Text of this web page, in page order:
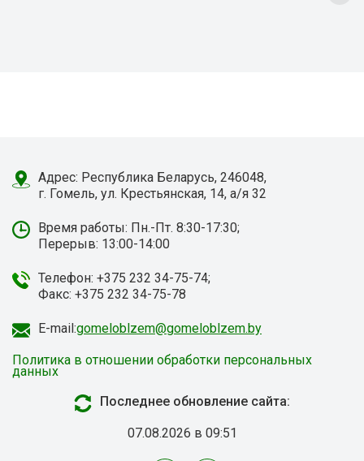
Адрес: Республика Беларусь, 246048,
г. Гомель, ул. Крестьянская, 14, а/я 32
Время работы: Пн.-Пт. 8:30-17:30;
Перерыв: 13:00-14:00
Телефон: +375 232 34-75-74;
Факс: +375 232 34-75-78
E-mail:gomeloblzem@gomeloblzem.by
Политика в отношении обработки персональных
данных
Последнее обновление сайта:
07.08.2026 в 09:51